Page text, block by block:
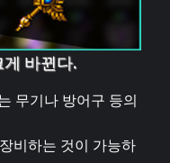
바뀐다.
무기나 방어구 등의
비하는 것이 가능하